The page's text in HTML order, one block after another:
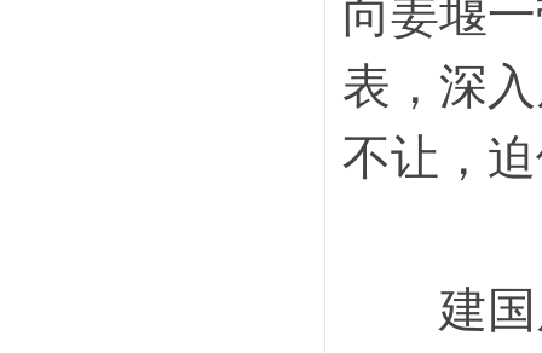
向姜堰
表，深
不让，
建国后